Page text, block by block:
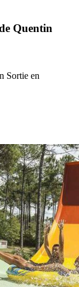
Quentin
Sortie en